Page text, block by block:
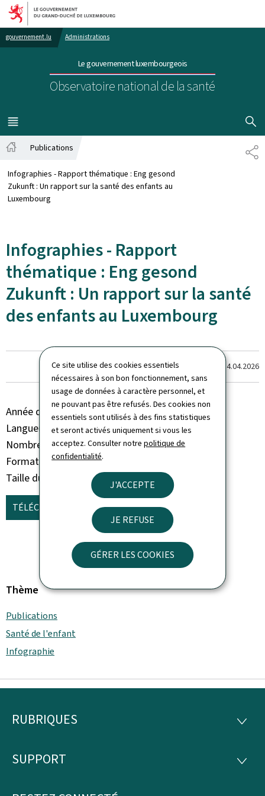
Ce site utilise des cookies essentiels
nécessaires à son bon fonctionnement, sans
usage de données à caractère personnel, et
ne pouvant pas être refusés. Des cookies non
essentiels sont utilisés à des fins statistiques
et seront activés uniquement si vous les
acceptez. Consulter notrepolitique de
confidentialité.
J'ACCEPTE
JE REFUSE
GÉRER LES COOKIES
Aller au menu principal
Aller au contenu
gouvernement.lu Administrations
Le gouvernement luxembourgeois
Observatoire national de la santé
MENU
PRINCIPAL
Publications
Infographies - Rapport thématique : Eng gesond
Zukunft : Un rapport sur la santé des enfants au
Luxembourg
Infographies - Rapport
thématique : Eng gesond
Zukunft : Un rapport sur la santé
des enfants au Luxembourg
Dernière modification le 14.04.2026
Année de parution 2024
Langue(s)
Français
Nombre de pages 3 page(s)
Format du document
Taille du fichier
423 Ko
TÉLÉCHARGER (FR, PDF - 423 KO)
Thème
Publications
Santé de l'enfant
Infographie
Pied
page
RUBRIQUES
SUPPORT